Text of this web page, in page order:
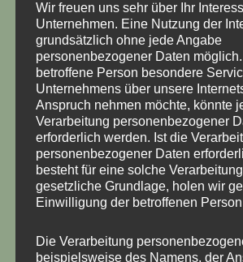
Benzinpumpe
Menge
Artikelnummer:3-M-B-012 Kategorie:
Schlagwörter:t3,Kabelbaum,Wasserboxer,
Motorkabelbaum, DJ
Beschreibung
Zusätzliche Informationen
Produktsicherheit
Wir freuen uns sehr über Ihr
Unternehmen. Eine Nutzung der
grundsätzlich ohne jede Angabe
personenbezogener Daten
betroffene Person besondere
Unternehmens über unsere
Anspruch nehmen möchte, könnte
Verarbeitung personenbezogener
erforderlich werden. Ist die
personenbezogener Daten
besteht für eine solche
gesetzliche Grundlage, holen wir
Einwilligung der betroffenen
Die Verarbeitung
beispielsweise des Namens, der